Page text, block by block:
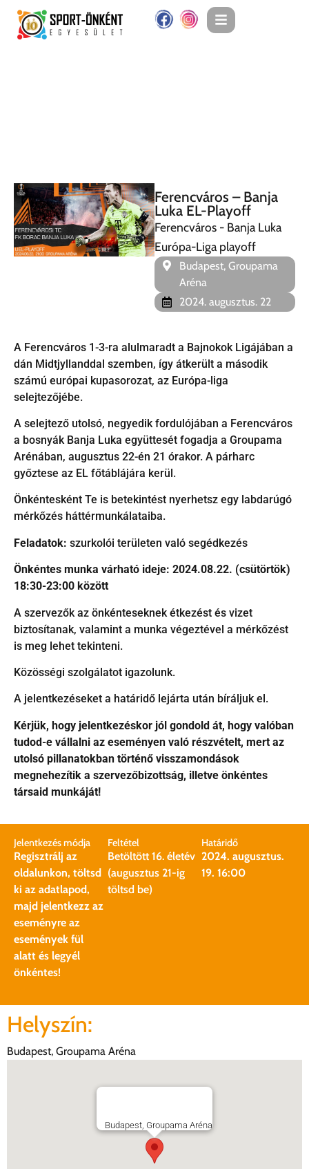
Ferencváros – Banja
Luka EL-Playoff
Ferencváros - Banja Luka
Európa-Liga playoff
Budapest, Groupama
Aréna
2024. augusztus. 22
A Ferencváros 1-3-ra alulmaradt a Bajnokok Ligájában a
dán Midtjyllanddal szemben, így átkerült a második
számú európai kupasorozat, az Európa-liga
selejtezőjébe.
A selejtező utolsó, negyedik fordulójában a Ferencváros
a bosnyák Banja Luka együttesét fogadja a Groupama
Arénában, augusztus 22-én 21 órakor. A párharc
győztese az EL főtáblájára kerül.
Önkéntesként Te is betekintést nyerhetsz egy labdarúgó
mérkőzés háttérmunkálataiba.
Feladatok: szurkolói területen való segédkezés
Önkéntes munka várható ideje: 2024.08.22. (csütörtök)
18:30-23:00 között
A szervezők az önkénteseknek étkezést és vizet
biztosítanak, valamint a munka végeztével a mérkőzést
is meg lehet tekinteni.
Közösségi szolgálatot igazolunk.
A jelentkezéseket a határidő lejárta után bíráljuk el.
Kérjük, hogy jelentkezéskor jól gondold át, hogy valóban
tudod-e vállalni az eseményen való részvételt, mert az
utolsó pillanatokban történő visszamondások
megnehezítik a szervezőbizottság, illetve önkéntes
társaid munkáját!
Jelentkezés módja
Regisztrálj az
oldalunkon, töltsd
ki az adatlapod,
majd jelentkezz az
eseményre az
események fül
alatt és legyél
önkéntes!
Feltétel
Betöltött 16. életév
(augusztus 21-ig
töltsd be)
Határidő
2024. augusztus.
19. 16:00
Helyszín:
Budapest, Groupama Aréna
Budapest, Groupama Aréna